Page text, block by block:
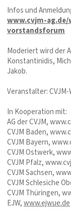
Infos und
www.cvjm-
vorstandsforum
Moderiert wird der
Konstantinidis,
Jakob.
Veranstalter:
In Kooperation mit:
AG der CVJM,
CVJM Baden,
CVJM Bayern,
CVJM Ostwerk,
CVJM Pfalz,
CVJM Sachsen,
CVJM Schlesiche
CVJM Thüringen,
EJW,www.ejwue.de